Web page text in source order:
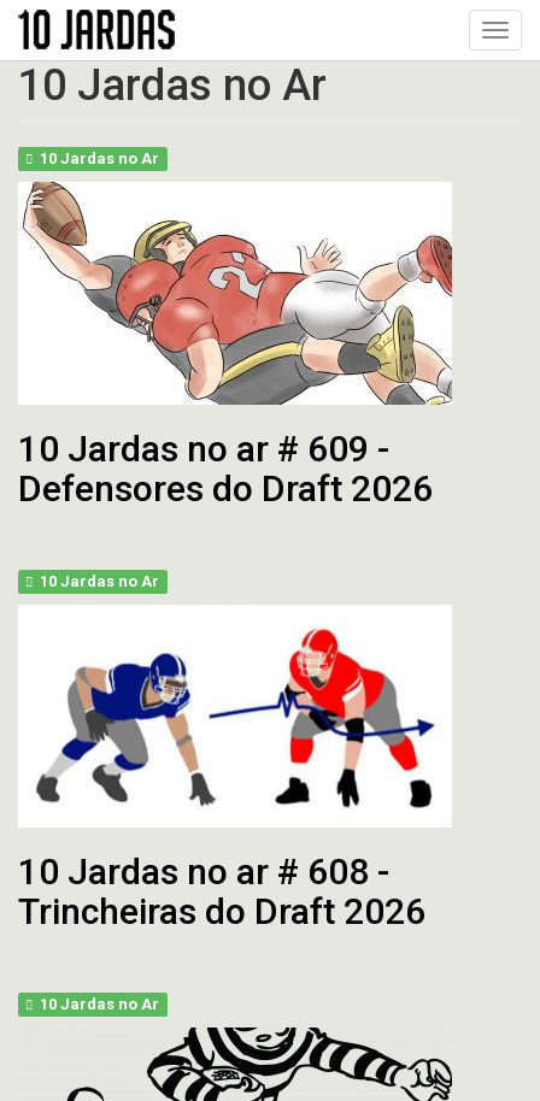
Pular
o
conteúdo
10 Jardas no Ar
10 Jardas no Ar
10 Jardas no ar # 609 -
Defensores do Draft 2026
10 Jardas no Ar
10 Jardas no ar # 608 -
Trincheiras do Draft 2026
10 Jardas no Ar